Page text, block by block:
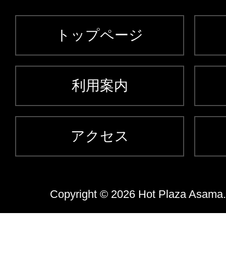
トップページ
利用案内
アクセス
Copyright © 2026 Hot Plaza